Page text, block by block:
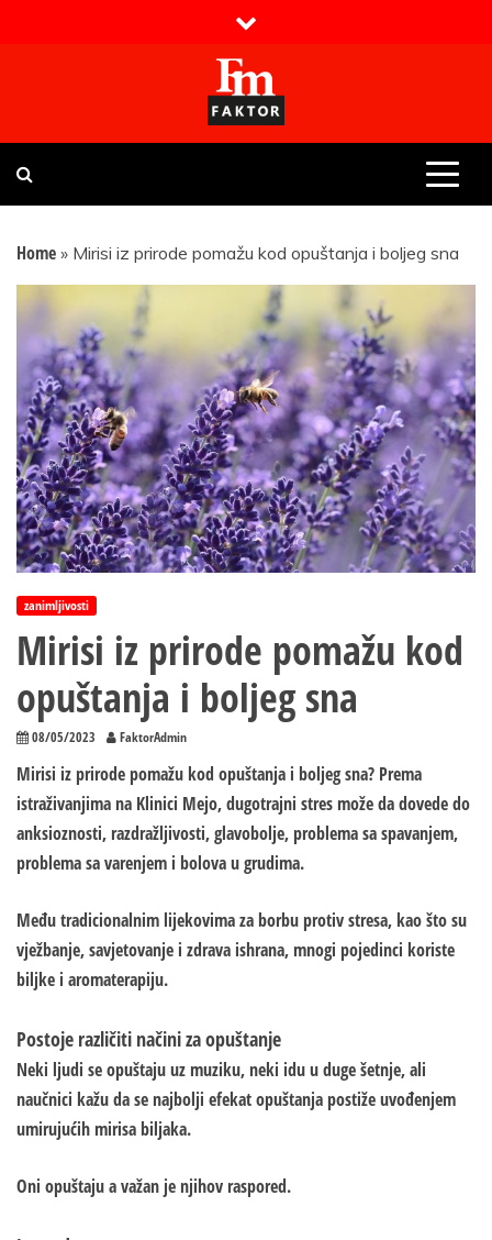
Faktor magazin
Uvijek presudan
Home » Mirisi iz prirode pomažu kod opuštanja i boljeg sna
zanimljivosti
Mirisi iz prirode pomažu kod
opuštanja i boljeg sna
08/05/2023 FaktorAdmin
Mirisi iz prirode pomažu kod opuštanja i boljeg sna? Prema
istraživanjima na Klinici Mejo, dugotrajni stres može da dovede do
anksioznosti, razdražljivosti, glavobolje, problema sa spavanjem,
problema sa varenjem i bolova u grudima.
Među tradicionalnim lijekovima za borbu protiv stresa, kao što su
vježbanje, savjetovanje i zdrava ishrana, mnogi pojedinci koriste
biljke i aromaterapiju.
Postoje različiti načini za opuštanje
Neki ljudi se opuštaju uz muziku, neki idu u duge šetnje, ali
naučnici kažu da se najbolji efekat opuštanja postiže uvođenjem
umirujućih mirisa biljaka.
Oni opuštaju a važan je njihov raspored.